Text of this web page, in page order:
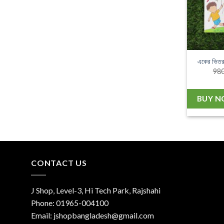
একের
BUY
CONTACT US
J Shop, Level-3, Hi Tech Park, Rajshahi
Phone: 01965-004100
Email: jshopbangladesh@gmail.com